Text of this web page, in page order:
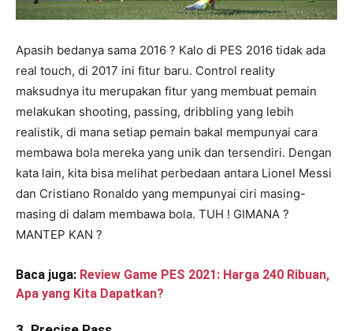
Apasih bedanya sama 2016 ? Kalo di PES 2016 tidak ada
real touch, di 2017 ini fitur baru. Control reality
maksudnya itu merupakan fitur yang membuat pemain
melakukan shooting, passing, dribbling yang lebih
realistik, di mana setiap pemain bakal mempunyai cara
membawa bola mereka yang unik dan tersendiri. Dengan
kata lain, kita bisa melihat perbedaan antara Lionel Messi
dan Cristiano Ronaldo yang mempunyai ciri masing-
masing di dalam membawa bola. TUH ! GIMANA ?
MANTEP KAN ?
Baca juga: Review Game PES 2021: Harga 240 Ribuan,
Apa yang Kita Dapatkan?